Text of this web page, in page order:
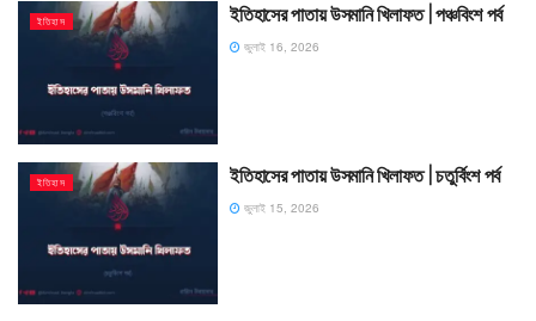
ইতিহাস ইতিহাসের পাতায় উসমানি খিলাফত | পঞ্চবিংশ পর্ব
জুলাই 16, 2026
ইতিহাস ইতিহাসের পাতায় উসমানি খিলাফত | চতুর্বিংশ পর্ব
জুলাই 15, 2026